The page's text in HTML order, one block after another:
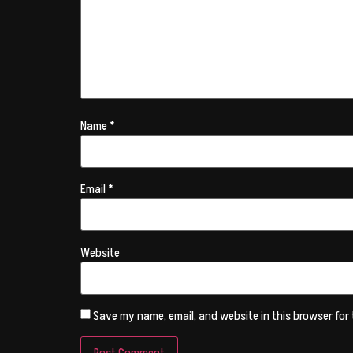
Name*
Email*
Website
Save my name, email, and website in this browser